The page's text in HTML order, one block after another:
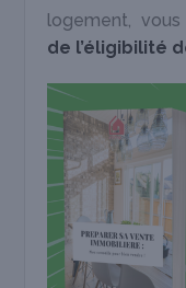
logement, vous
de l’éligibilité